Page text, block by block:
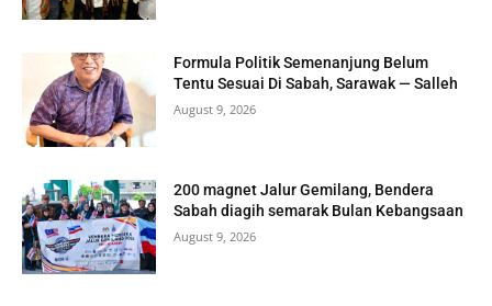
Formula Politik Semenanjung Belum
Tentu Sesuai Di Sabah, Sarawak — Salleh
August 9, 2026
200 magnet Jalur Gemilang, Bendera
Sabah diagih semarak Bulan Kebangsaan
August 9, 2026